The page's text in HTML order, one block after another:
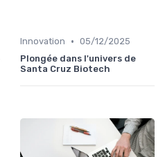
Innovation • 05/12/2025
Plongée dans l'univers de
Santa Cruz Biotech